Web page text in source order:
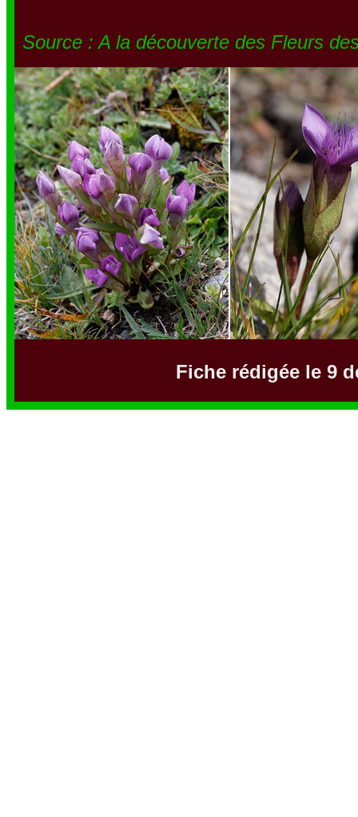
Source : A la découverte des Fleurs
Fiche rédigée le 9